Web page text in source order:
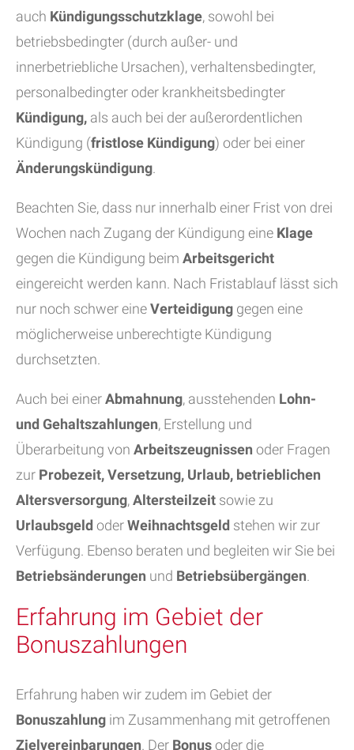
auch Kündigungsschutzklage, sowohl bei
betriebsbedingter (durch außer- und
innerbetriebliche Ursachen), verhaltensbedingter,
personalbedingter oder krankheitsbedingter
Kündigung, als auch bei der außerordentlichen
Kündigung (fristlose Kündigung) oder bei einer
Änderungskündigung
Beachten Sie, dass nur innerhalb einer Frist von drei
Wochen nach Zugang der Kündigung eine Klage
gegen die Kündigung beim Arbeitsgericht
eingereicht werden kann. Nach Fristablauf lässt sich
nur noch schwer eineVerteidigung gegen eine
möglicherweise unberechtigte Kündigung
durchsetzten.
Auch bei einerAbmahnung, ausstehenden Lohn-
und Gehaltszahlungen, Erstellung und
Überarbeitung von Arbeitszeugnissen oder Fragen
zur Probezeit, Versetzung, Urlaub, betrieblichen
Altersversorgung,Altersteilzeit sowie zu
Urlaubsgeld oderWeihnachtsgeld stehen wir zur
Verfügung. Ebenso beraten und begleiten wir Sie bei
Betriebsänderungen und Betriebsübergängen
Erfahrung im Gebiet der
Bonuszahlungen
Erfahrung haben wir zudem im Gebiet der
Bonuszahlung im Zusammenhang mit getroffenen
Zielvereinbarungen . Der Bonusoder die